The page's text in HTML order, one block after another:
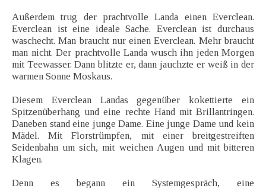
Außerdem trug der prachtvolle Landa einen Everclean.
Everclean ist eine ideale Sache. Everclean ist durchaus
waschecht. Man braucht nur einen Everclean. Mehr braucht
man nicht. Der prachtvolle Landa wusch ihn jeden Morgen
mit Teewasser. Dann blitzte er, dann jauchzte er weiß in der
warmen Sonne Moskaus.
Diesem Everclean Landas gegenüber kokettierte ein
Spitzenüberhang und eine rechte Hand mit Brillantringen.
Daneben stand eine junge Dame. Eine junge Dame und kein
Mädel. Mit Florstrümpfen, mit einer breitgestreiften
Seidenbahn um sich, mit weichen Augen und mit bitteren
Klagen.
Denn es begann ein Systemgespräch, eine